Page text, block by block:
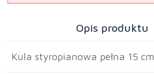
Opis produktu
Kula styropianowa pełna 15 cm